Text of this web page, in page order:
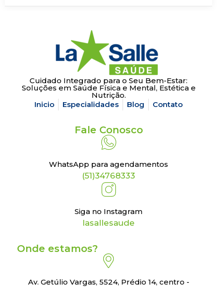
Cuidado Integrado para o Seu Bem-Estar:
Soluções em Saúde Física e Mental, Estética e
Nutrição.
Inicio
Especialidades Blog Contato
Fale Conosco
WhatsApp para agendamentos
(51)34768333
Siga no Instagram
lasallesaude
Onde estamos?
Av. Getúlio Vargas, 5524, Prédio 14, centro -